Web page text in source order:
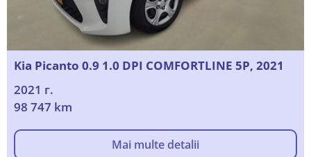
Kia Picanto 0.9 1.0 DPI COMFORTLINE 5P, 2021
2021 г.
98 747 km
Mai multe detalii